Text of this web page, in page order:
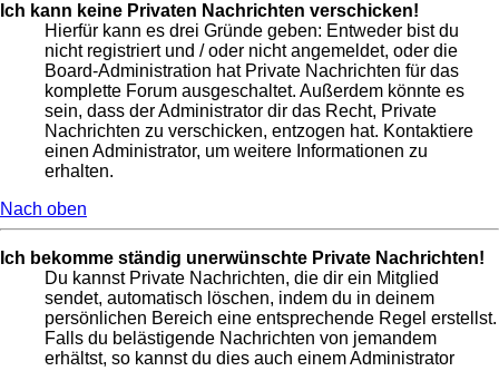
Ich kann keine Privaten Nachrichten verschicken!
Hierfür kann es drei Gründe geben: Entweder bist du
nicht registriert und / oder nicht angemeldet, oder die
Board-Administration hat Private Nachrichten für das
komplette Forum ausgeschaltet. Außerdem könnte es
sein, dass der Administrator dir das Recht, Private
Nachrichten zu verschicken, entzogen hat. Kontaktiere
einen Administrator, um weitere Informationen zu
erhalten.
Nach oben
Ich bekomme ständig unerwünschte Private Nachrichten!
Du kannst Private Nachrichten, die dir ein Mitglied
sendet, automatisch löschen, indem du in deinem
persönlichen Bereich eine entsprechende Regel erstellst.
Falls du belästigende Nachrichten von jemandem
erhältst, so kannst du dies auch einem Administrator